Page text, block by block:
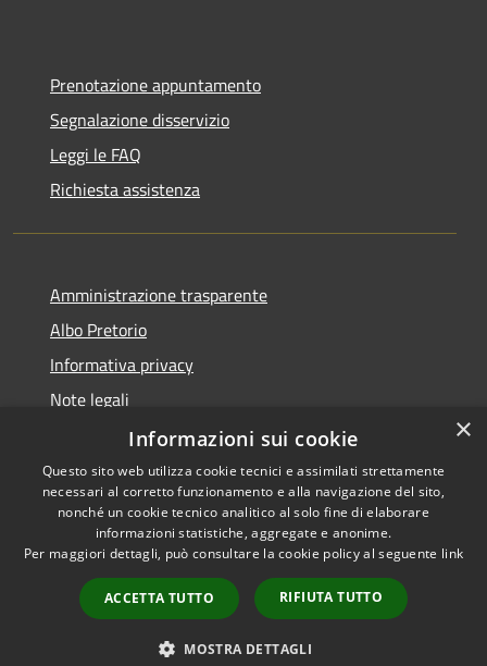
Prenotazione appuntamento
Segnalazione disservizio
Leggi le FAQ
Richiesta assistenza
Amministrazione trasparente
Albo Pretorio
Informativa privacy
Note legali
Dichiarazione di accessibilità
RSS
Accessibilità
Copyright © 2026 • Comune di
Municipium•
Accesso
redazione
×
Informazioni sui cookie
Questo sito web utilizza cookie tecnici e assimilati strettamente
necessari al corretto funzionamento e alla navigazione del sito,
nonché un cookie tecnico analitico al solo fine di elaborare
informazioni statistiche, aggregate e anonime.
Per maggiori dettagli, può consultare la cookie policy al seguente link
ACCETTA TUTTO RIFIUTA TUTTO
MOSTRA DETTAGLI